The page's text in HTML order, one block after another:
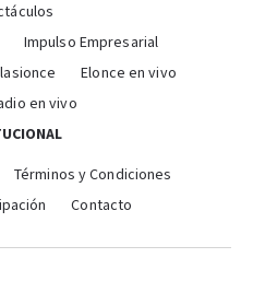
Impulso Empresarial
Elonce en vivo
en vivo
Términos y Condiciones
Contacto